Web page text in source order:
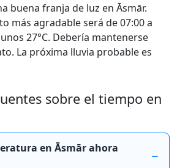
buena franja de luz en Āsmār.
más agradable será de 07:00 a
27°C. Debería mantenerse
La próxima lluvia probable es
sobre el tiempo en
en Āsmār ahora